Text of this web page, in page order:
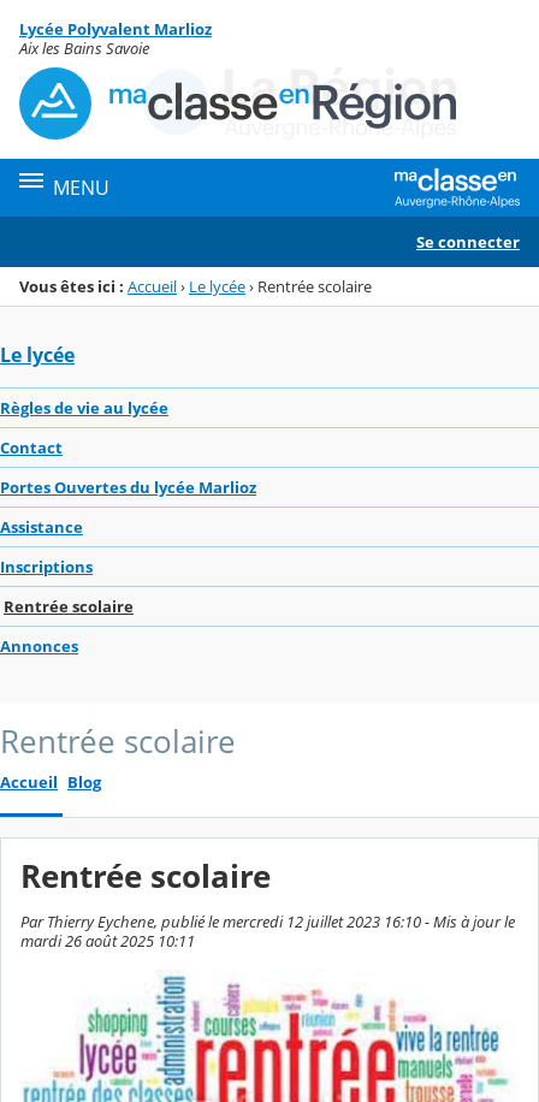
Menu de la rubrique
Contenu
Lycée Polyvalent Marlioz
Aix les Bains Savoie
MENU
Se connecter
Vous êtes ici : Accueil› Le lycée› Rentrée scolaire
Le lycée
Règles de vie au lycée
Contact
Portes Ouvertes du lycée Marlioz
Assistance
Inscriptions
Rentrée scolaire
Annonces
Rentrée scolaire
Accueil Blog
Rentrée scolaire
Par Thierry Eychene, publié le mercredi 12 juillet 2023 16:10 - Mis à jour le
mardi 26 août 2025 10:11